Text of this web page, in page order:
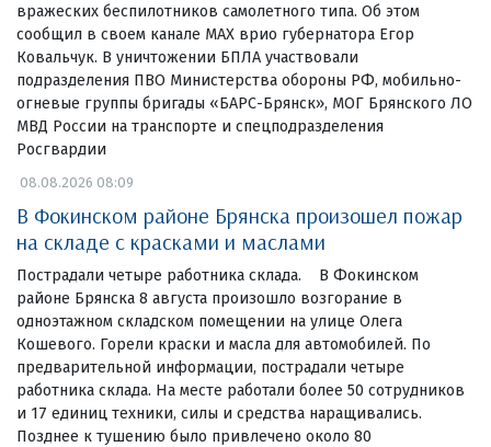
вражеских беспилотников самолетного типа. Об этом
сообщил в своем канале МАХ врио губернатора Егор
Ковальчук. В уничтожении БПЛА участвовали
подразделения ПВО Министерства обороны РФ, мобильно-
огневые группы бригады «БАРС-Брянск», МОГ Брянского ЛО
МВД России на транспорте и спецподразделения
Росгвардии
08.08.2026 08:09
В Фокинском районе Брянска произошел пожар
на складе с красками и маслами
Пострадали четыре работника склада. В Фокинском
районе Брянска 8 августа произошло возгорание в
одноэтажном складском помещении на улице Олега
Кошевого. Горели краски и масла для автомобилей. По
предварительной информации, пострадали четыре
работника склада. На месте работали более 50 сотрудников
и 17 единиц техники, силы и средства наращивались.
Позднее к тушению было привлечено около 80